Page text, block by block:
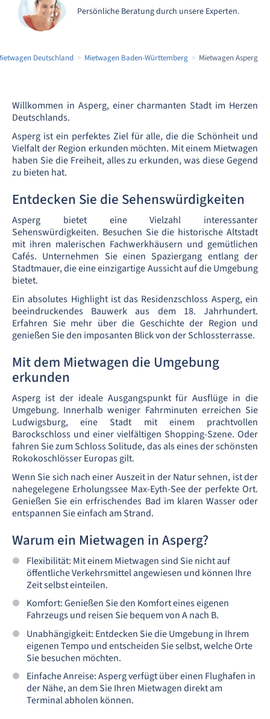
Persönliche Beratung durch unsere Experten.
Deutschland Mietwagen Baden-Württemberg Mietwagen Asperg
Willkommen in Asperg, einer charmanten Stadt im Herzen
Deutschlands.
Asperg ist ein perfektes Ziel für alle, die die Schönheit und
Vielfalt der Region erkunden möchten. Mit einem Mietwagen
haben Sie die Freiheit, alles zu erkunden, was diese Gegend
zu bieten hat.
Entdecken Sie die Sehenswürdigkeiten
Asperg bietet eine Vielzahl interessanter
Sehenswürdigkeiten. Besuchen Sie die historische Altstadt
mit ihren malerischen Fachwerkhäusern und gemütlichen
Cafés. Unternehmen Sie einen Spaziergang entlang der
Stadtmauer, die eine einzigartige Aussicht auf die Umgebung
bietet.
Ein absolutes Highlight ist das Residenzschloss Asperg, ein
beeindruckendes Bauwerk aus dem 18. Jahrhundert.
Erfahren Sie mehr über die Geschichte der Region und
genießen Sie den imposanten Blick von der Schlossterrasse.
Mit dem Mietwagen die Umgebung
erkunden
Asperg ist der ideale Ausgangspunkt für Ausflüge in die
Umgebung. Innerhalb weniger Fahrminuten erreichen Sie
Ludwigsburg, eine Stadt mit einem prachtvollen
Barockschloss und einer vielfältigen Shopping-Szene. Oder
fahren Sie zum Schloss Solitude, das als eines der schönsten
Rokokoschlösser Europas gilt.
Wenn Sie sich nach einer Auszeit in der Natur sehnen, ist der
nahegelegene Erholungssee Max-Eyth-See der perfekte Ort.
Genießen Sie ein erfrischendes Bad im klaren Wasser oder
entspannen Sie einfach am Strand.
Warum ein Mietwagen in Asperg?
Flexibilität: Mit einem Mietwagen sind Sie nicht auf
öffentliche Verkehrsmittel angewiesen und können Ihre
Zeit selbst einteilen.
Komfort: Genießen Sie den Komfort eines eigenen
Fahrzeugs und reisen Sie bequem von A nach B.
Unabhängigkeit: Entdecken Sie die Umgebung in Ihrem
eigenen Tempo und entscheiden Sie selbst, welche Orte
Sie besuchen möchten.
Einfache Anreise: Asperg verfügt über einen Flughafen in
der Nähe, an dem Sie Ihren Mietwagen direkt am
Terminal abholen können.